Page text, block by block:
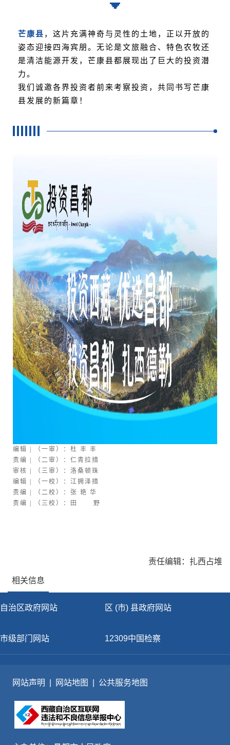
芒康县 ，这片充满神奇与灵性的土地，正以开放的
姿态迎接四海宾朋。无论是文旅融合、特色农牧还
是清洁能源开发，芒康县都展现出了巨大的投资潜
力。
我们诚邀各界投资者前来考察投资，共同书写芒康
县发展的新篇章！
编辑 | （一审）：杜 丰 丰
责编 | （二审）：仁青拉措
审核 | （三审）：洛桑顿珠
编辑 | （一校）：江拥泽措
责编 | （二校）：张 艳 华
责编 | （三校）：田 野
责任编辑：扎西占堆
相关信息
自治区政府网站 区 (市) 县政府网站
市级部门网站 12309中国检察
网站声明 网站地图 公共服务地图